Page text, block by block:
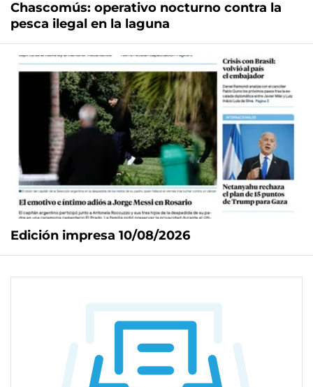
Chascomús: operativo nocturno contra la
pesca ilegal en la laguna
Edición impresa 10/08/2026